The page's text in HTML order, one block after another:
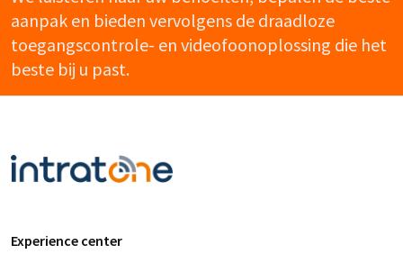
aanpak en bieden vervolgens de draadloze
toegangscontrole- en videofoonoplossing die het
beste bij u past.
Experience center